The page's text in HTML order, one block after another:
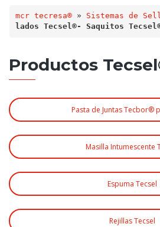
mcr tecresa® » Sistemas de
lados Tecsel®- Saquitos
Productos
Pasta de Juntas Tecbor®
Masilla Intumescente
Espuma Tecsel
Rejillas Tecsel